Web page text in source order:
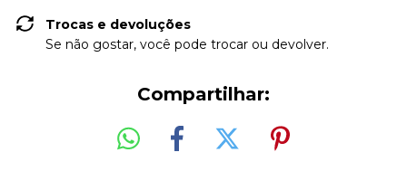
Trocas e devoluções
Se não gostar, você pode trocar ou devolver.
Compartilhar: